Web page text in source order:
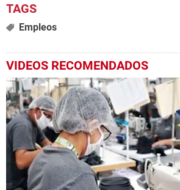
Empleos
VIDEOS RECOMENDADOS